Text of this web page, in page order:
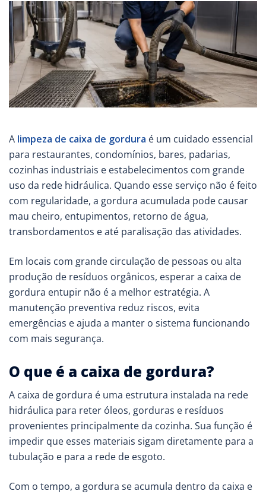
A limpeza de caixa de gordura é um cuidado essencial
para restaurantes, condomínios, bares, padarias,
cozinhas industriais e estabelecimentos com grande
uso da rede hidráulica. Quando esse serviço não é feito
com regularidade, a gordura acumulada pode causar
mau cheiro, entupimentos, retorno de água,
transbordamentos e até paralisação das atividades.
Em locais com grande circulação de pessoas ou alta
produção de resíduos orgânicos, esperar a caixa de
gordura entupir não é a melhor estratégia. A
manutenção preventiva reduz riscos, evita
emergências e ajuda a manter o sistema funcionando
com mais segurança.
O que é a caixa de gordura?
A caixa de gordura é uma estrutura instalada na rede
hidráulica para reter óleos, gorduras e resíduos
provenientes principalmente da cozinha. Sua função é
impedir que esses materiais sigam diretamente para a
tubulação e para a rede de esgoto.
Com o tempo, a gordura se acumula dentro da caixa e